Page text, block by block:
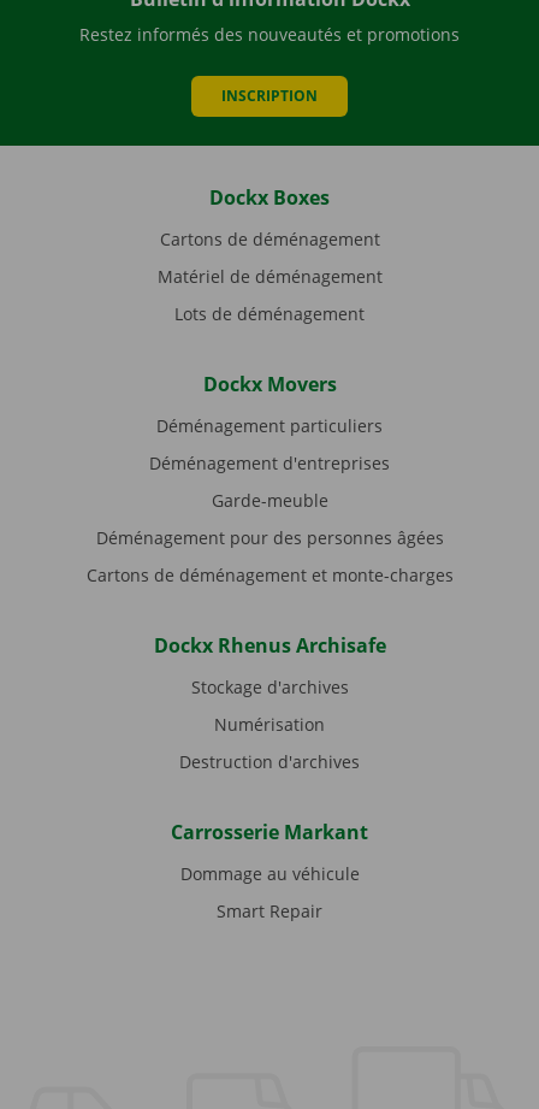
Restez informés des nouveautés et promotions
INSCRIPTION
Dockx Boxes
Cartons de déménagement
Matériel de déménagement
Lots de déménagement
Dockx Movers
Déménagement particuliers
Déménagement d'entreprises
Garde-meuble
Déménagement pour des personnes âgées
Cartons de déménagement et monte-charges
Dockx Rhenus Archisafe
Stockage d'archives
Numérisation
Destruction d'archives
Carrosserie Markant
Dommage au véhicule
Smart Repair